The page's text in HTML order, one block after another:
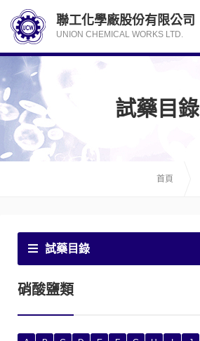
試藥目錄
首頁
試藥目錄
硝酸鹽類
聯工化學廠股份有限公司
UNION CHEMICAL WORKS LTD.